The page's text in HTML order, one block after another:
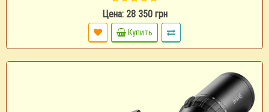
Цена: 28 350 грн
Купить